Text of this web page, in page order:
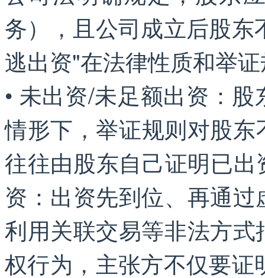
务），且公司成立后股
逃出资"在法律性质和举
• 未出资/未足额出资：
情形下，举证规则对股
往往由股东自己证明已
资：出资先到位、再通
利用关联交易等非法方
权行为，主张方不仅要